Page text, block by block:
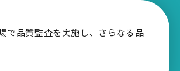
で品質監査を実施し、さらなる品